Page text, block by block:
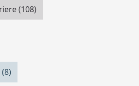
(108)
(8)